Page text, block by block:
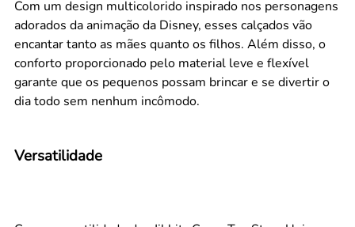
Com um design multicolorido inspirado nos personagens
adorados da animação da Disney, esses calçados vão
encantar tanto as mães quanto os filhos. Além disso, o
conforto proporcionado pelo material leve e flexível
garante que os pequenos possam brincar e se divertir o
dia todo sem nenhum incômodo.
Versatilidade